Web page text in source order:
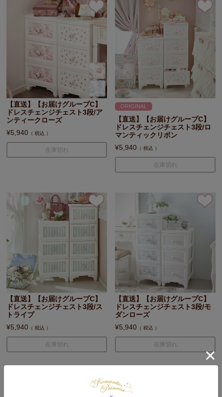
【直送】【お届けグループC】
ドレスチェンジチェスト3段/ア
ンティークローズ
¥5,940 税込
在庫切れ
ORIGINAL
【直送】【お届けグループC】
ドレスチェンジチェスト3段/ロ
マンティックリボン
¥5,940 税込
在庫切れ
【直送】【お届けグループC】
ドレスチェンジチェスト3段/ス
トライプ
¥5,940 税込
在庫切れ
【直送】【お届けグループC】
ドレスチェンジチェスト3段/モ
ダンローズ
¥5,940 税込
在庫切れ